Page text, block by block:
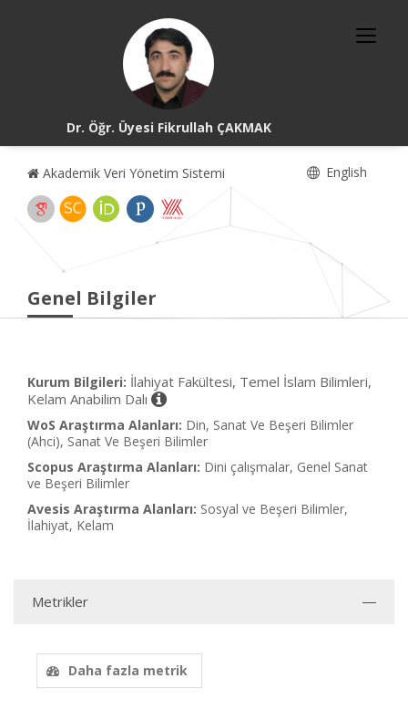
Dr. Öğr. Üyesi Fikrullah ÇAKMAK
Akademik Veri Yönetim Sistemi English
Genel Bilgiler
Kurum Bilgileri: İlahiyat Fakültesi, Temel İslam Bilimleri,
Kelam Anabilim Dalı
WoS Araştırma Alanları: Din, Sanat Ve Beşeri Bilimler
(Ahci), Sanat Ve Beşeri Bilimler
Scopus Araştırma Alanları: Dini çalışmalar, Genel Sanat
ve Beşeri Bilimler
Avesis Araştırma Alanları: Sosyal ve Beşeri Bilimler,
İlahiyat, Kelam
Metrikler
Daha fazla metrik